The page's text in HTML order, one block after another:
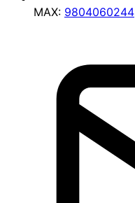
MAX: 9804060244